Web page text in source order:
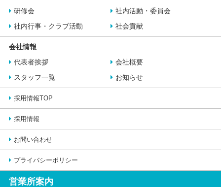
研修会
社内活動・委員会
社内行事・クラブ活動
社会貢献
会社情報
代表者挨拶
会社概要
スタッフ一覧
お知らせ
採用情報TOP
採用情報
お問い合わせ
プライバシーポリシー
営業所案内